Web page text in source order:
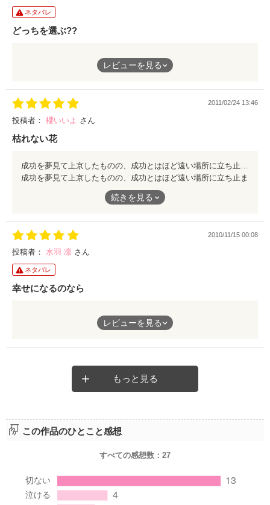
ネタバレ
どっちを選ぶ??
過去好きだった彼と今好きな彼｡
だから過去の恋は､忘れないでも私は良いと思います｡
過去を思いながら今を思っても全然良いと思います｡
素敵な作品ありがとうございます｡
レビューを見る
2011/02/24 13:46
投稿者： 櫻いいよ さん
枯れない花
成功を夢見て上京したものの、成功とはほど遠い場所に立ち止ま
そして差し出された指輪。
今の自分の気持ちが嘘なわけではないのに、差し出された指輪を
受け取ることを躊躇う気持ち。
だけど一歩踏み始めたとき、きっと記憶の花は枯れることはない
揺れ動く女の子に、ゆったりと進む物語。
ふわりと花の香りが漂うような短編でした。
素敵な作品、ありがとうございました。
その言葉こそ、幸せだなと感じました。
続きを見る
2010/11/15 00:08
投稿者： 水羽 凛 さん
ネタバレ
幸せになるのなら
目の前にある幸せと、
結婚という選択を前に揺れ動く主人公のせつない気持ちに共感で
愛しさやせつなさがたくさん詰まったステキな作品です。
レビューを見る
もっと見る
この作品のひとこと感想
すべての感想数： 27